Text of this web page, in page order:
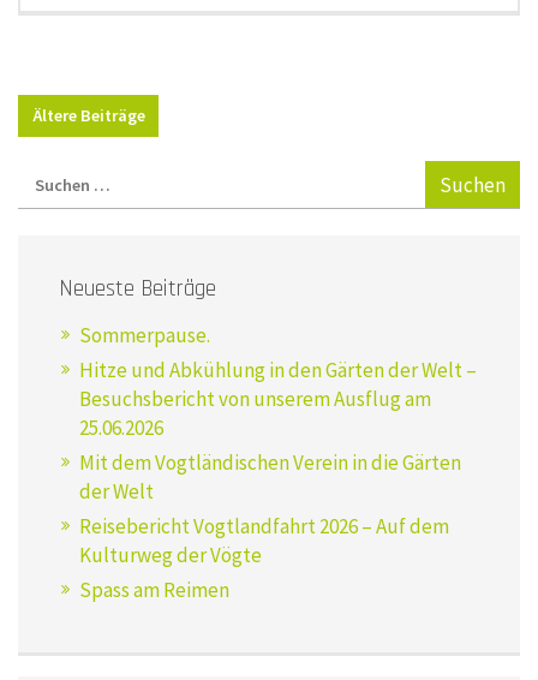
Ältere Beiträge
Neueste Beiträge
Sommerpause.
Hitze und Abkühlung in den Gärten der Welt –
Besuchsbericht von unserem Ausflug am
25.06.2026
Mit dem Vogtländischen Verein in die Gärten
der Welt
Reisebericht Vogtlandfahrt 2026 – Auf dem
Kulturweg der Vögte
Spass am Reimen